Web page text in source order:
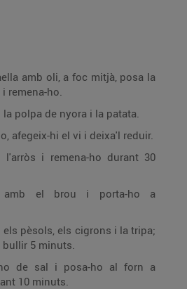
amb oli, a foc mitjà, posa la
remena-ho.
polpa de nyora i la patata.
afegeix-hi el vi i deixa'l reduir.
l'arròs i remena-ho durant 30
amb el brou i porta-ho a
els pèsols, els cigrons i la tripa;
bullir 5 minuts.
ho de sal i posa-ho al forn a
10 minuts.